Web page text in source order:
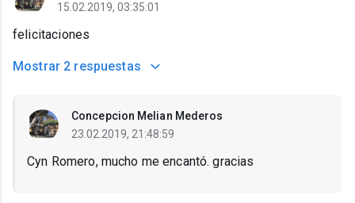
15.02.2019, 03:35:01
felicitaciones
Mostrar 2 respuestas
Concepcion Melian Mederos
23.02.2019, 21:48:59
Cyn Romero, mucho me encantó. gracias